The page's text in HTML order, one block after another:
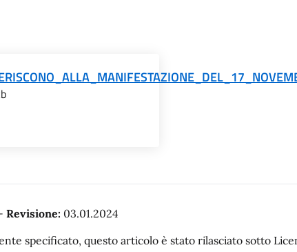
Revisione: 03.01.2024
specificato, questo articolo è stato rilasciato sotto